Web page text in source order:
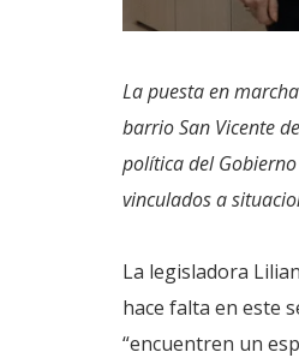
La puesta en
barrio San Vicente
política del
vinculados a
La legisladora
hace falta en este
“encuentren un